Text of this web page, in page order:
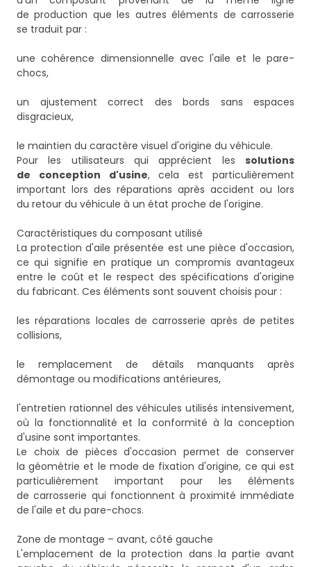
de production que les autres éléments de carrosserie
se traduit par :
une cohérence dimensionnelle avec l'aile et le pare-
chocs,
un ajustement correct des bords sans espaces
disgracieux,
le maintien du caractère visuel d'origine du véhicule.
Pour les utilisateurs qui apprécient les solutions
de conception d'usine, cela est particulièrement
important lors des réparations après accident ou lors
du retour du véhicule à un état proche de l'origine.
Caractéristiques du composant utilisé
La protection d'aile présentée est une pièce d'occasion,
ce qui signifie en pratique un compromis avantageux
entre le coût et le respect des spécifications d'origine
du fabricant. Ces éléments sont souvent choisis pour :
les réparations locales de carrosserie après de petites
collisions,
le remplacement de détails manquants après
démontage ou modifications antérieures,
l'entretien rationnel des véhicules utilisés intensivement,
où la fonctionnalité et la conformité à la conception
d'usine sont importantes.
Le choix de pièces d'occasion permet de conserver
la géométrie et le mode de fixation d'origine, ce qui est
particulièrement important pour les éléments
de carrosserie qui fonctionnent à proximité immédiate
de l'aile et du pare-chocs.
Zone de montage – avant, côté gauche
L'emplacement de la protection dans la partie avant